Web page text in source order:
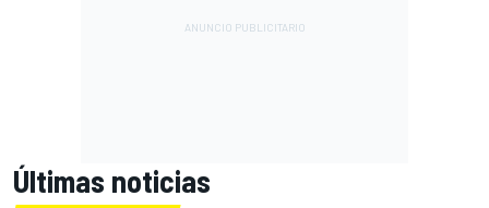
Últimas noticias